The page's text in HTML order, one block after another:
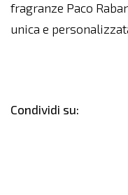
fragranze Paco
unica e
Condividi su: